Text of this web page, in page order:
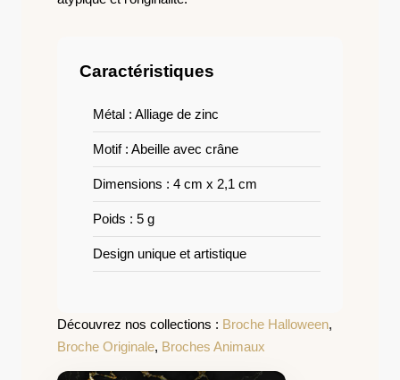
Caractéristiques
Métal : Alliage de zinc
Motif : Abeille avec crâne
Dimensions : 4 cm x 2,1 cm
Poids : 5 g
Design unique et artistique
Découvrez nos collections : Broche Halloween,
Broche Originale, Broches Animaux